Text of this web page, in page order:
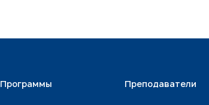
Программы Преподаватели